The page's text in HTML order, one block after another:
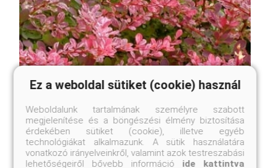
Izzó rózsa vérborbolya
Ez a weboldal sütiket (cookie) használ
Weboldalunk tartalmának személyre szabott
megjelenítése és a böngészési élmény biztosítása
érdekében sütiket (cookie), illetve egyéb
technológiákat alkalmazunk. A sütik használatára
vonatkozó irányelveinkről, valamint azok testreszabási
lehetőségeiről bővebb információ ide kattintva